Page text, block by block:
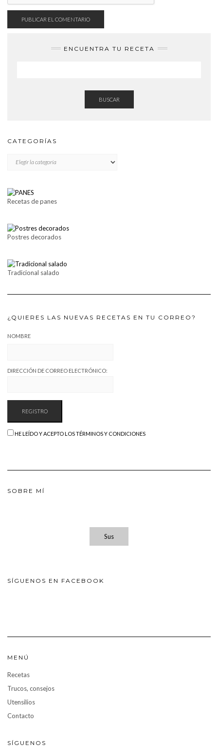
ENCUENTRA TU RECETA
BUSCAR
CATEGORÍAS
Recetas de panes
Postres decorados
Tradicional salado
¿QUIERES LAS NUEVAS RECETAS EN TU CORREO?
NOMBRE
DIRECCIÓN DE CORREO ELECTRÓNICO:
HE LEÍDO Y ACEPTO LOS TÉRMINOS Y CONDICIONES
SOBRE MÍ
Sus
SÍGUENOS EN FACEBOOK
MENÚ
Recetas
Trucos, consejos
Utensilios
Contacto
SÍGUENOS